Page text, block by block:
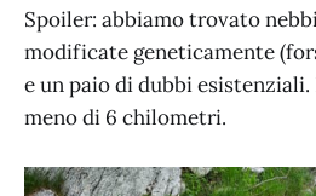
Spoiler: abbiamo trovato
modificate geneticamente
e un paio di dubbi
meno di 6 chilometri.